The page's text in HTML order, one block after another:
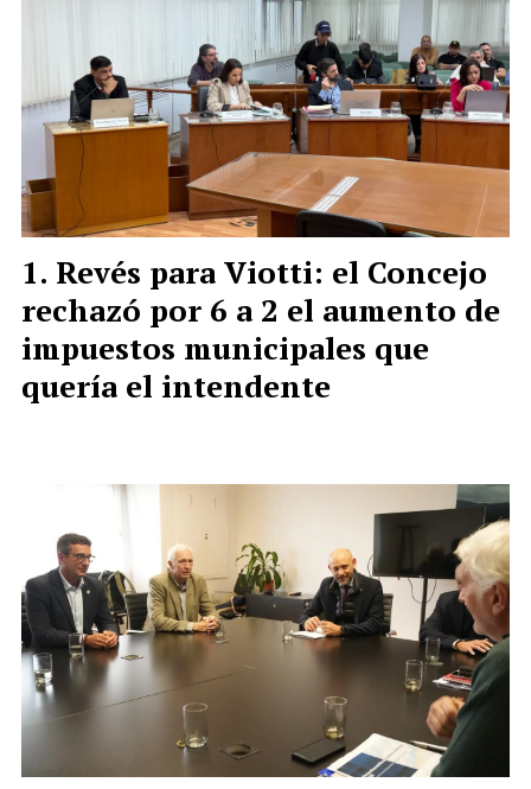
Revés para Viotti: el Concejo
rechazó por 6 a 2 el aumento de
impuestos municipales que
quería el intendente